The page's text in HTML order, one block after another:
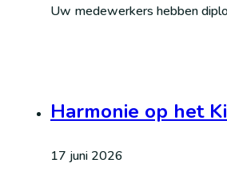
Uw medewerkers hebben
Harmonie op het
17 juni 2026